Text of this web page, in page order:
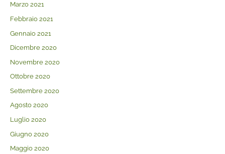
Marzo 2021
Febbraio 2021
Gennaio 2021
Dicembre 2020
Novembre 2020
Ottobre 2020
Settembre 2020
Agosto 2020
Luglio 2020
Giugno 2020
Maggio 2020